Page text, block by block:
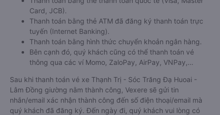
Card, JCB).
Thanh toán bằng thẻ ATM đã đăng ký thanh toán trực
tuyến (Internet Banking).
Thanh toán bằng hình thức chuyển khoản ngân hàng.
Bên cạnh đó, quý khách cũng có thể thanh toán vé
thông qua các ví Momo, ZaloPay, AirPay, VNPay,…
Sau khi thanh toán vé xe Thạnh Trị - Sóc Trăng Đạ Huoai -
Lâm Đồng giường nằm thành công, Vexere sẽ gửi tin
nhắn/email xác nhận thành công đến số điện thoại/email mà
quý khách đã đăng ký. Đến ngày đi, quý khách vui lòng có